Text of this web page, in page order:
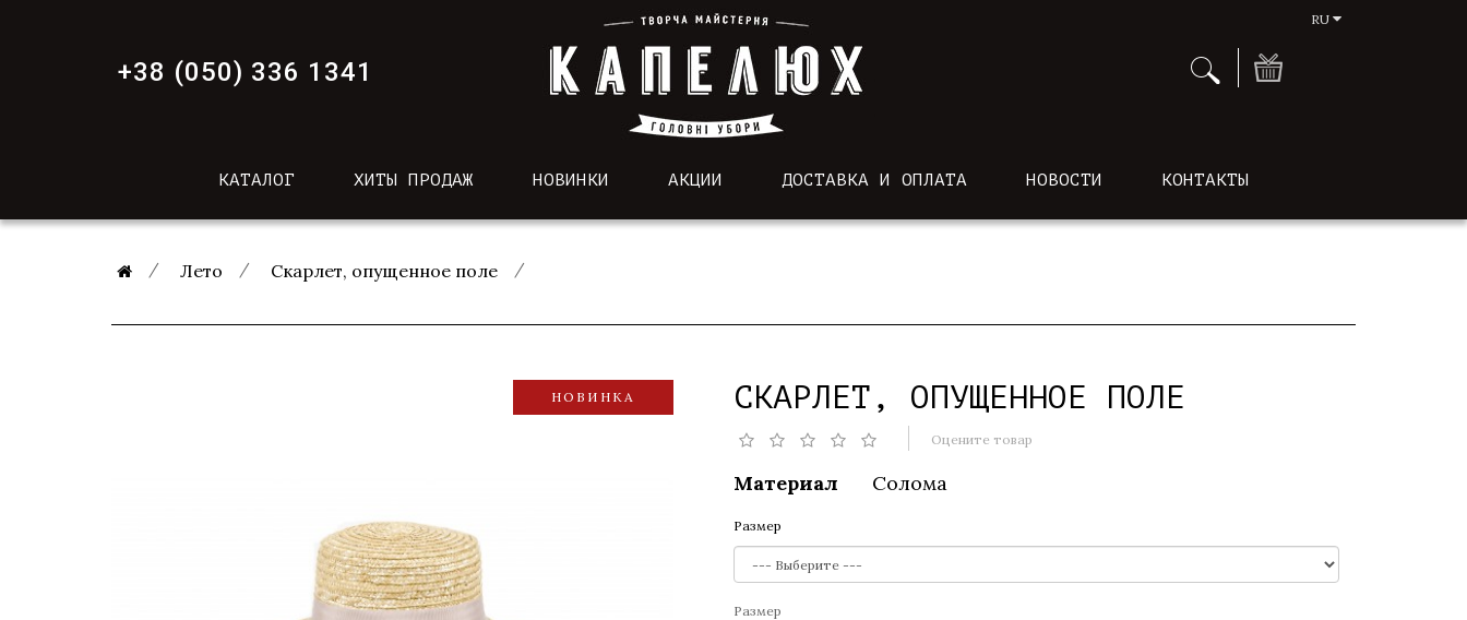
RU
+38 (050) 336 1341
КАТАЛОГ ХИТЫ ПРОДАЖ НОВИНКИ АКЦИИ ДОСТАВКА И ОПЛАТА НОВОСТИ КОНТАКТЫ
Лето Скарлет, опущенное поле
НОВИНКА СКАРЛЕТ, ОПУЩЕННОЕ ПОЛЕ
Оцените товар
Материал Солома
Размер
Размер